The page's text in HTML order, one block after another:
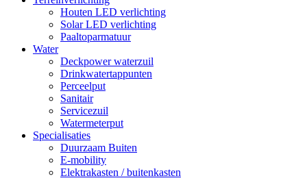
Houten LED verlichting
Solar LED verlichting
Paaltoparmatuur
Water
Deckpower waterzuil
Drinkwatertappunten
Perceelput
Sanitair
Servicezuil
Watermeterput
Specialisaties
Duurzaam Buiten
E-mobility
Elektrakasten / buitenkasten